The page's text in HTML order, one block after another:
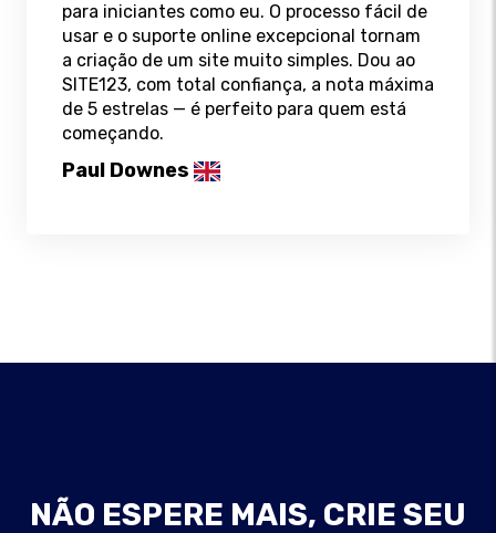
para iniciantes como eu. O processo fácil de
usar e o suporte online excepcional tornam
a criação de um site muito simples. Dou ao
SITE123, com total confiança, a nota máxima
de 5 estrelas — é perfeito para quem está
começando.
Paul Downes
NÃO ESPERE MAIS, CRIE SEU